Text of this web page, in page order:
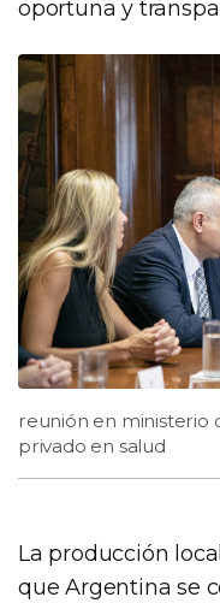
oportuna y
reunión en ministerio
privado en salud
La producción
que Argentina se